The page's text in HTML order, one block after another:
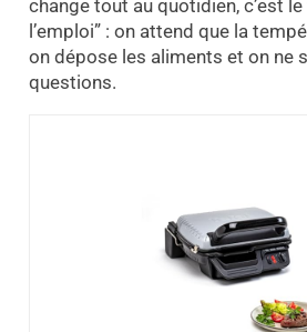
change tout au quotidien, c’est
l’emploi” : on attend que la
on dépose les aliments et on ne
questions.